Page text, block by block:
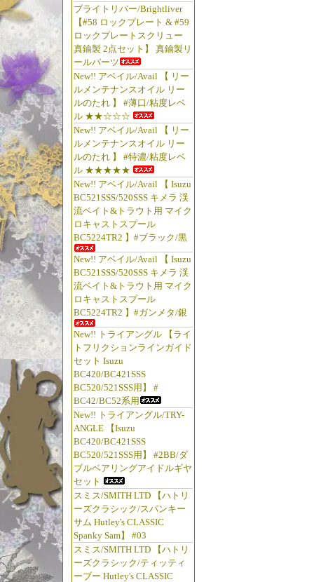
ブライトリバー/Brightliver
【#58 ロックプレート & #59
ロックプレートスクリュー
真鍮製 2点セット】 真鍮製リ
ールパーツ
New!! アベイル/Avail 【 リー
ルメンテナンスオイル リー
ルのたれ 】 #薄口/粘度レベ
ル ★★☆☆☆
New!! アベイル/Avail 【 リー
ルメンテナンスオイル リー
ルのたれ 】 #特濃/粘度レベ
ル ★★★★★
New!! アベイル/Avail 【 Isuzu
BC521SSS/520SSS キメラ 渓
流ベイト&トラウト用 マイク
ロキャストスプール
BC5224TR2 】#ブラック/黒
New!! アベイル/Avail 【 Isuzu
BC521SSS/520SSS キメラ 渓
流ベイト&トラウト用 マイク
ロキャストスプール
BC5224TR2 】#ガンメタ/銀
New!! トライアングル 【ライ
トフリクションラインガイド
セット Isuzu
BC420/BC421SSS
BC520/521SSS用】 #
BC42/BC52系用
New!! トライアングル/TRY-
ANGLE 【Isuzu
BC420/BC421SSS
BC520/521SSS用】 #2BB/ダ
ブルベアリングアイドルギヤ
セット
スミス/SMITH LTD 【ハトリ
ーズクラシック/スパンキー
サム Hutley's CLASSIC
Spanky Sam】 #03
スミス/SMITH LTD 【ハトリ
ーズクラシック/ティッティ
ーブー Hutley's CLASSIC